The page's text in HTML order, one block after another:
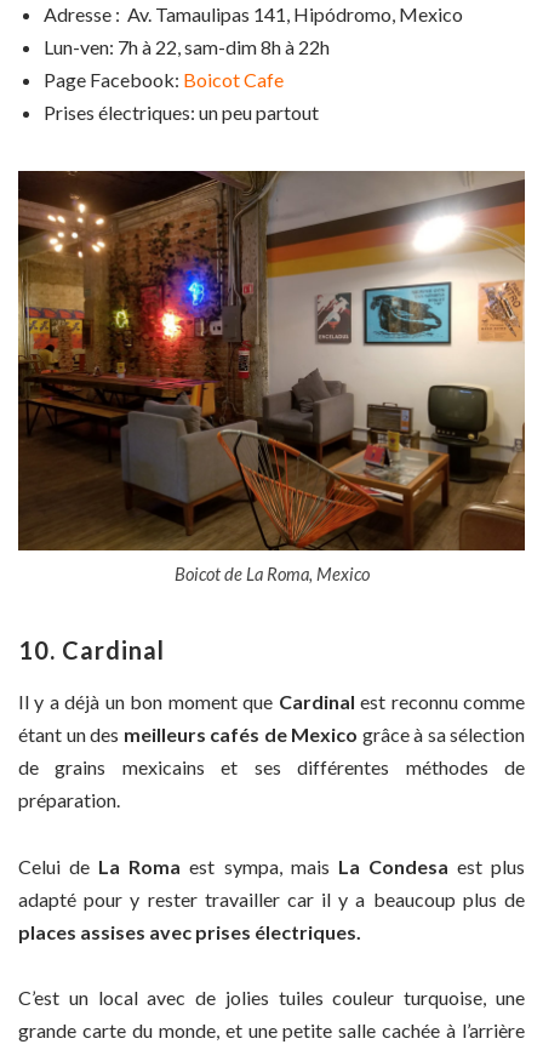
Adresse : Av. Tamaulipas 141, Hipódromo, Mexico
Lun-ven: 7h à 22, sam-dim 8h à 22h
Page Facebook: Boicot Cafe
Prises électriques: un peu partout
Boicot de La Roma, Mexico
10. Cardinal
Il y a déjà un bon moment que Cardinal est reconnu comme
étant un des meilleurs cafés de Mexico grâce à sa sélection
de grains mexicains et ses différentes méthodes de
préparation.
Celui de La Roma est sympa, mais La Condesa est plus
adapté pour y rester travailler car il y a beaucoup plus de
places assises avec prises électriques.
C’est un local avec de jolies tuiles couleur turquoise, une
grande carte du monde, et une petite salle cachée à l’arrière